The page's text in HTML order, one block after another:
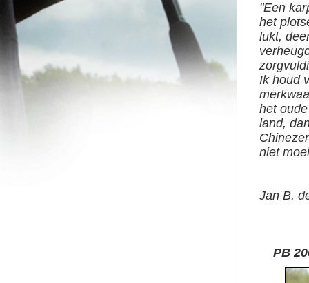
"Een
het
lukt,
Ik houd
het
land,
niet
Jan B.
PB